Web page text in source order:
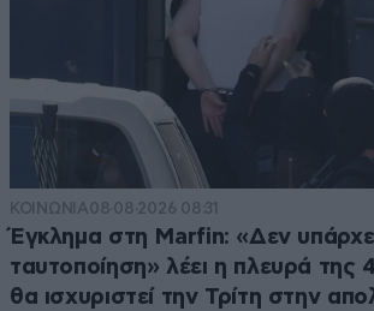
ΚΟΙΝΩΝΙΑ08·08·2026 08:31
Έγκλημα στη Marfin: «Δεν
ταυτοποίηση» λέει η πλευρά της
θα ισχυριστεί την Τρίτη στην